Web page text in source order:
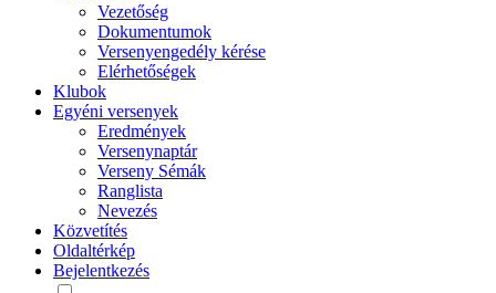
Vezetőség
Dokumentumok
Versenyengedély kérése
Elérhetőségek
Klubok
Egyéni versenyek
Eredmények
Versenynaptár
Verseny Sémák
Ranglista
Nevezés
Közvetítés
Oldaltérkép
Bejelentkezés